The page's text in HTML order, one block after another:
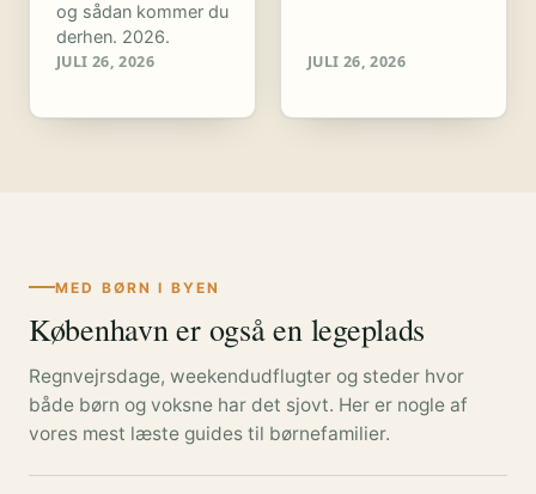
og sådan kommer du
derhen. 2026.
JULI 26, 2026 JULI 26, 2026
MED BØRN I BYEN
København er også en legeplads
Regnvejrsdage, weekendudflugter og steder hvor
både børn og voksne har det sjovt. Her er nogle af
vores mest læste guides til børnefamilier.